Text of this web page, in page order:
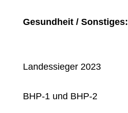
Gesundheit / Sonstiges:
Landessieger 2023
BHP-1 und BHP-2